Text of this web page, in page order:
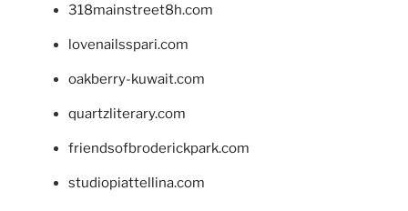
318mainstreet8h.com
lovenailsspari.com
oakberry-kuwait.com
quartzliterary.com
friendsofbroderickpark.com
studiopiattellina.com